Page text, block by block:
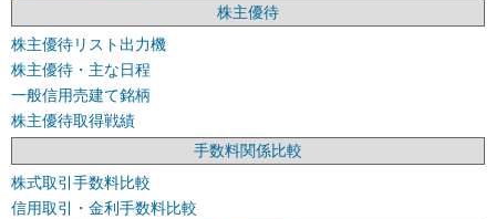
株主優待
株主優待リスト出力機
株主優待・主な日程
一般信用売建て銘柄
株主優待取得戦績
手数料関係比較
株式取引手数料比較
信用取引・金利手数料比較